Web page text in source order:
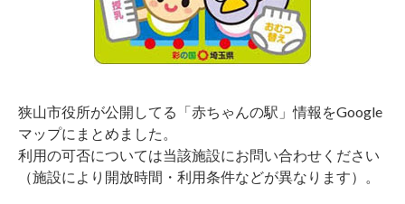
狭山市役所が公開してる「赤ちゃんの駅」情報をGoogle
マップにまとめました。
利用の可否については当該施設にお問い合わせください
（施設により開放時間・利用条件などが異なります）。